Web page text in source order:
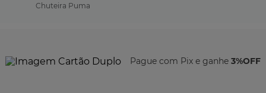
Chuteira Puma
Pague com Pix e ganhe 3%OFF